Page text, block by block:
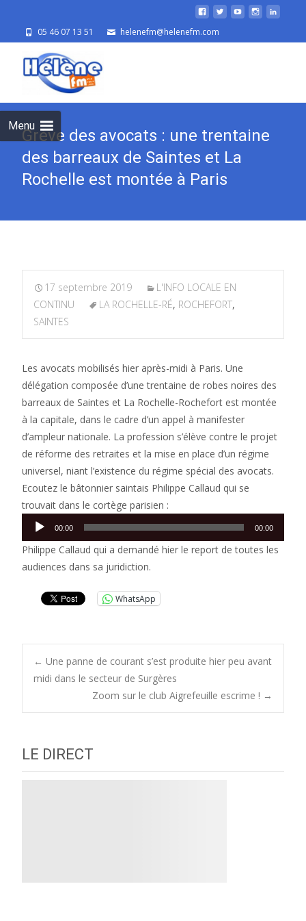
05 46 07 13 51 helenefm@helenefm.com
Menu
Grève des avocats : une trentaine
des barreaux de Saintes et La
Rochelle est montée à Paris
17 septembre 2019
L'INFO LOCALE EN
CONTINU
LA ROCHELLE-RÉ, ROCHEFORT,
SAINTES
Les avocats mobilisés hier après-midi à Paris. Une
délégation composée d’une trentaine de robes noires des
barreaux de Saintes et La Rochelle-Rochefort est montée
à la capitale, dans le cadre d’un appel à manifester
d’ampleur nationale. La profession s’élève contre le projet
de réforme des retraites et la mise en place d’un régime
universel, niant l’existence du régime spécial des avocats.
Ecoutez le bâtonnier saintais Philippe Callaud qui se
trouvait dans le cortège parisien :
Lecteur
audio
00:00 00:00
Philippe Callaud qui a demandé hier le report de toutes les
audiences dans sa juridiction.
WhatsApp
Post
navigation
← Une panne de courant s’est produite hier peu avant
midi dans le secteur de Surgères
Zoom sur le club Aigrefeuille escrime ! →
LE DIRECT